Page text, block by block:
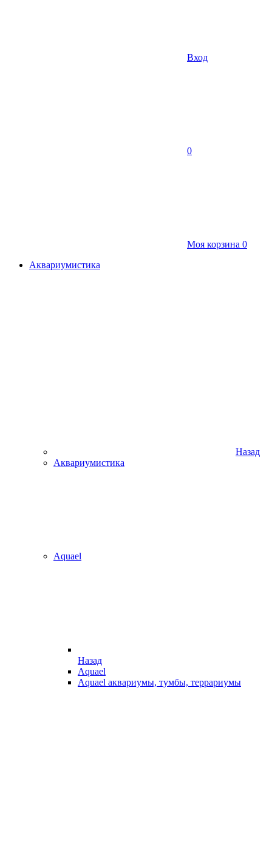
Вход
0
Моя корзина 0
Аквариумистика
Назад
Аквариумистика
Aquael
Назад
Aquael
Aquael аквариумы, тумбы, террариумы